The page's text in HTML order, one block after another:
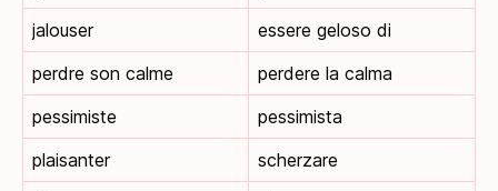
jalouser
essere geloso di
perdre son calme
perdere la calma
pessimiste
pessimista
plaisanter
scherzare